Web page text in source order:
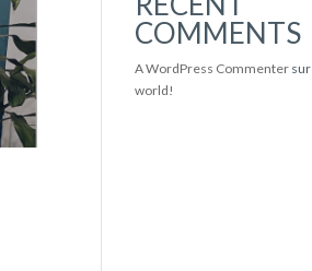
COMMENTS
A WordPress Commenter sur
world!